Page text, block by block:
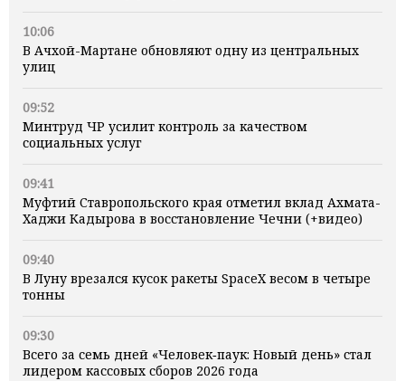
10:06
В Ачхой-Мартане обновляют одну из центральных
улиц
09:52
Минтруд ЧР усилит контроль за качеством
социальных услуг
09:41
Муфтий Ставропольского края отметил вклад Ахмата-
Хаджи Кадырова в восстановление Чечни (+видео)
09:40
В Луну врезался кусок ракеты SpaceX весом в четыре
тонны
09:30
Всего за семь дней «Человек‑паук: Новый день» стал
лидером кассовых сборов 2026 года